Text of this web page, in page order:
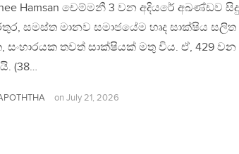
Hamsan චෙම්මනී 3 වන අදියරේ අඛණ්ඩව
සමස්ත මානව සමාජයේම හෘද සාක්ෂිය
සංහාරයක තවත් සාක්ෂියක් මතු විය. ඒ, 429
(38…
on July 21, 2026